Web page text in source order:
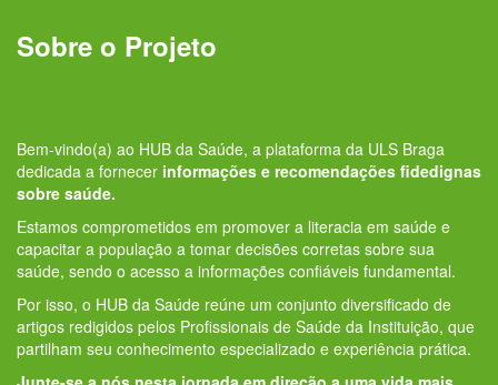
Sobre o Projeto
Bem-vindo(a) ao HUB da Saúde, a plataforma da ULS Braga
dedicada a fornecer informações e recomendações fidedignas
sobre saúde.
Estamos comprometidos em promover a literacia em saúde e
capacitar a população a tomar decisões corretas sobre sua
saúde, sendo o acesso a informações confiáveis fundamental.
Por isso, o HUB da Saúde reúne um conjunto diversificado de
artigos redigidos pelos Profissionais de Saúde da Instituição, que
partilham seu conhecimento especializado e experiência prática.